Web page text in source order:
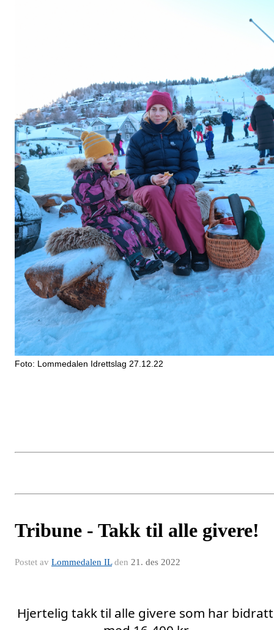
Foto: Lommedalen Idrettslag 27.12.22
Tribune - Takk til alle givere!
Postet av Lommedalen ILden 21. des 2022
Hjertelig takk til alle givere som har bidratt